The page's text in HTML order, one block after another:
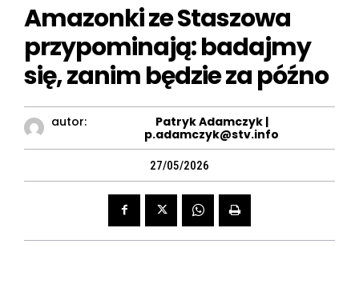
Amazonki ze Staszowa
przypominają: badajmy
się, zanim będzie za późno
autor:
Patryk Adamczyk |
p.adamczyk@stv.info
27/05/2026